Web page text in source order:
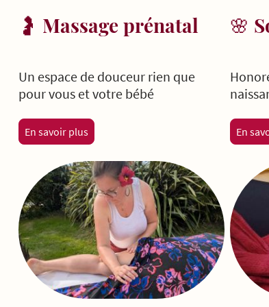
🤰 Massage prénatal
Un espace de douceur rien que
pour vous et votre bébé
En savoir plus
🌸
En